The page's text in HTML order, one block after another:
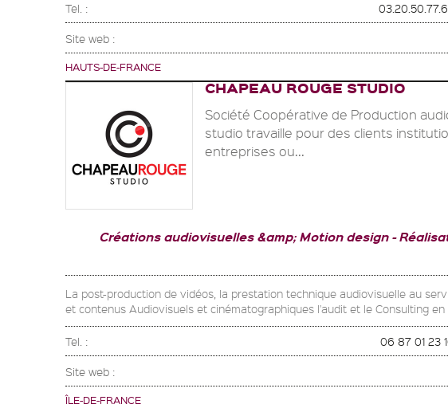
Tel. :
Site web :
HAUTS-DE-FRANCE
CHAPEAU ROUGE STUDIO
Société Coopérative de Production
studio travaille pour des clients
entreprises ou...
Créations audiovisuelles &amp; Motion design
La post-production de vidéos, la prestation technique audiovisuelle au
et contenus Audiovisuels et cinématographiques l'audit et le Consulting
Tel. : 06 87 01 23
Site web :
ÎLE-DE-FRANCE